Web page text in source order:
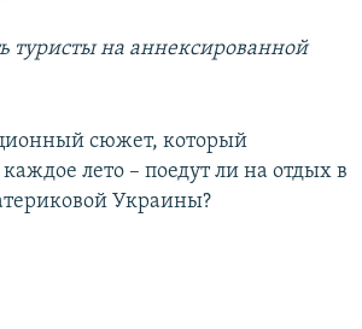
туристы на аннексированной
сюжет, который
каждое лето – поедут ли на отдых в
Украины?